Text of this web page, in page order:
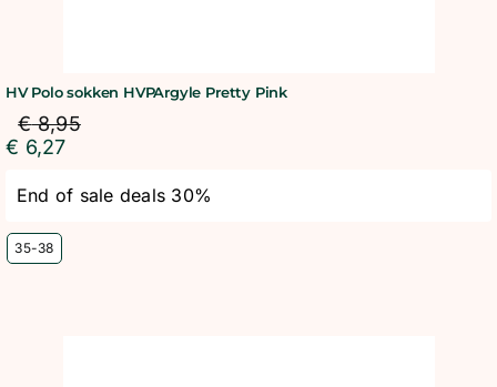
HV Polo sokken HVPArgyle Pretty Pink
€8,95
€ 6,27
End of sale deals 30%
35-38